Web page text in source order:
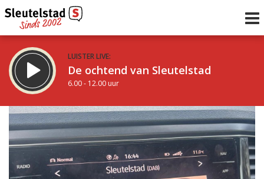
LUISTER LIVE:
De ochtend van Sleutelstad
6.00 - 12.00 uur
STRAKS:
De middag van Sleutelstad
12.00 - 17.00 uur
Vorig uur
uur 1 van 0 Volgend uur